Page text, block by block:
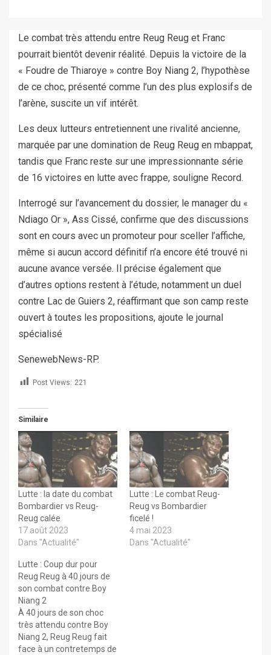
Le combat très attendu entre Reug Reug et Franc
pourrait bientôt devenir réalité. Depuis la victoire de la
« Foudre de Thiaroye » contre Boy Niang 2, l’hypothèse
de ce choc, présenté comme l’un des plus explosifs de
l’arène, suscite un vif intérêt.
Les deux lutteurs entretiennent une rivalité ancienne,
marquée par une domination de Reug Reug en mbappat,
tandis que Franc reste sur une impressionnante série
de 16 victoires en lutte avec frappe, souligne Record.
Interrogé sur l’avancement du dossier, le manager du «
Ndiago Or », Ass Cissé, confirme que des discussions
sont en cours avec un promoteur pour sceller l’affiche,
même si aucun accord définitif n’a encore été trouvé ni
aucune avance versée. Il précise également que
d’autres options restent à l’étude, notamment un duel
contre Lac de Guiers 2, réaffirmant que son camp reste
ouvert à toutes les propositions, ajoute le journal
spécialisé
SenewebNews-RP.
Post Views: 221
Similaire
Lutte : la date du combat
Bombardier vs Reug-
Reug calée
17 août 2023
Dans "Actualité"
Lutte : Le combat Reug-
Reug vs Bombardier
ficelé !
4 mai 2023
Dans "Actualité"
Lutte : Coup dur pour
Reug Reug à 40 jours de
son combat contre Boy
Niang 2
À 40 jours de son choc
très attendu contre Boy
Niang 2, Reug Reug fait
face à un contretemps de